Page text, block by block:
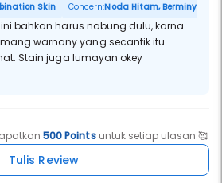
Skin Concern:Noda Hitam, Berminyak,
bahkan harus nabung dulu, karna
warnany yang secantik itu.
Stain juga lumayan okey
500 Pointsuntuk setiap ulasan 🥰
Tulis Review